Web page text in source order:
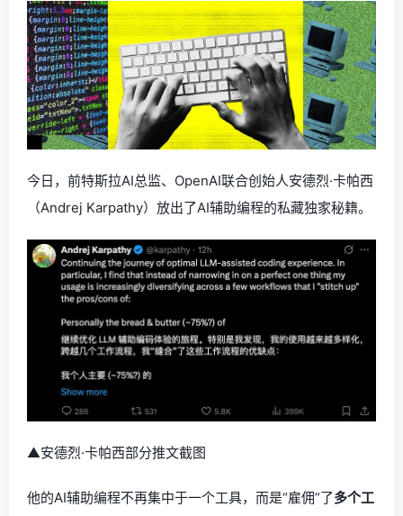
今日，前特斯拉AI总监、OpenAI联合创始人安德烈·卡帕西
（Andrej Karpathy）放出了AI辅助编程的私藏独家秘籍。
▲安德烈·卡帕西部分推文截图
他的AI辅助编程不再集中于一个工具，而是“雇佣”了多个工